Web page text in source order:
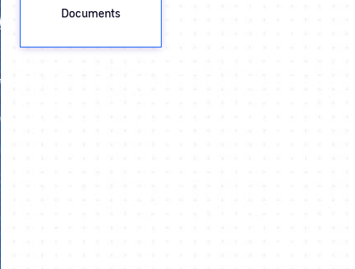
Documents